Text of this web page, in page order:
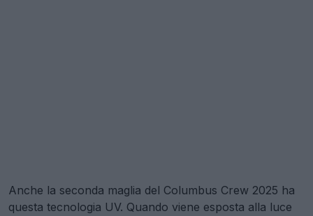
Anche la seconda maglia del Columbus Crew 2025 ha
questa tecnologia UV. Quando viene esposta alla luce